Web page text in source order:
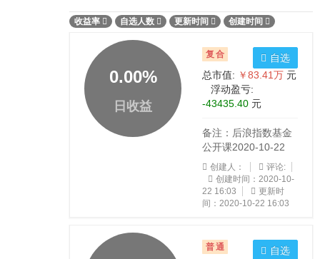
收益率 自选人数 更新时间 创建时间
0.00%
日收益
复合
总市值: ￥83.41万 元
浮动盈亏:
-43435.40 元
备注：后浪指数基金
公开课2020-10-22
创建人：
评论:
创建时间：2020-10-
22 16:03
更新时
间：2020-10-22 16:03
自选
普通 自选